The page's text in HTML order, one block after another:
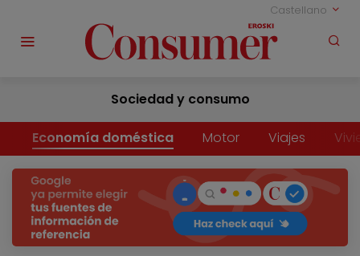
Castellano
Sociedad y consumo
Economía doméstica Motor Viajes